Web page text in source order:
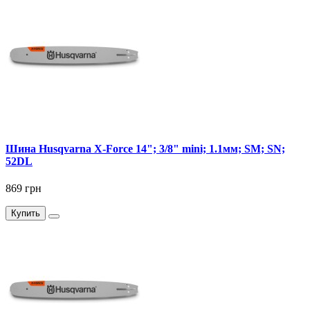
Шина Husqvarna X-Force 14"; 3/8" mini; 1.1мм; SM; SN;
52DL
869 грн
Купить